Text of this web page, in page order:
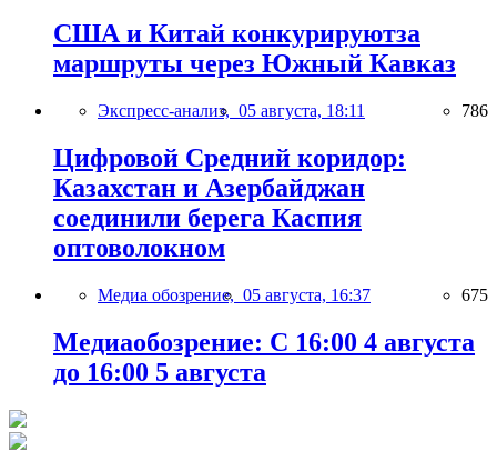
США и Китай конкурируютза
маршруты через Южный Кавказ
Экспресс-анализ, 05 августа, 18:11 786
Цифровой Средний коридор:
Казахстан и Азербайджан
соединили берега Каспия
оптоволокном
Медиа обозрение, 05 августа, 16:37 675
Медиаобозрение: С 16:00 4 августа
до 16:00 5 августа